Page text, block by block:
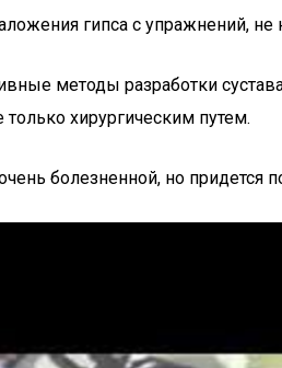
гипса с упражнений, не
методы разработки
хирургическим путем.
болезненной, но придется